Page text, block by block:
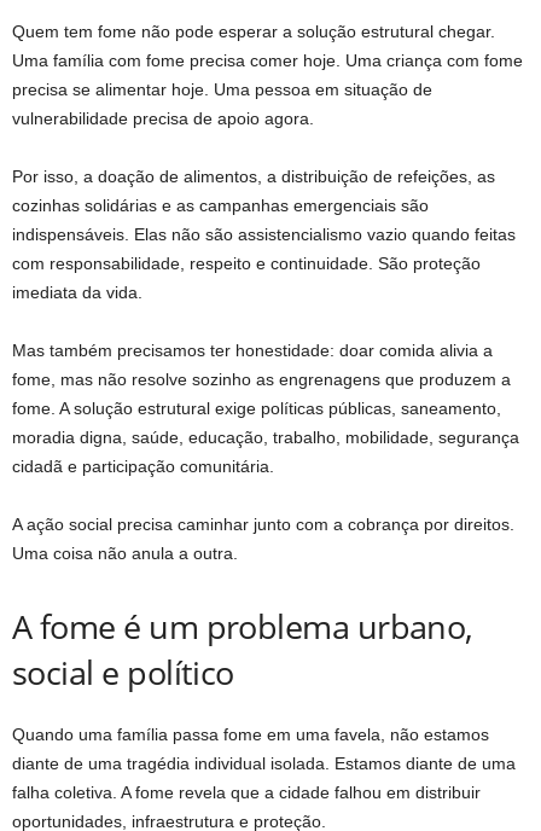
Quem tem fome não pode esperar a solução estrutural chegar.
Uma família com fome precisa comer hoje. Uma criança com fome
precisa se alimentar hoje. Uma pessoa em situação de
vulnerabilidade precisa de apoio agora.
Por isso, a doação de alimentos, a distribuição de refeições, as
cozinhas solidárias e as campanhas emergenciais são
indispensáveis. Elas não são assistencialismo vazio quando feitas
com responsabilidade, respeito e continuidade. São proteção
imediata da vida.
Mas também precisamos ter honestidade: doar comida alivia a
fome, mas não resolve sozinho as engrenagens que produzem a
fome. A solução estrutural exige políticas públicas, saneamento,
moradia digna, saúde, educação, trabalho, mobilidade, segurança
cidadã e participação comunitária.
A ação social precisa caminhar junto com a cobrança por direitos.
Uma coisa não anula a outra.
A fome é um problema urbano,
social e político
Quando uma família passa fome em uma favela, não estamos
diante de uma tragédia individual isolada. Estamos diante de uma
falha coletiva. A fome revela que a cidade falhou em distribuir
oportunidades, infraestrutura e proteção.